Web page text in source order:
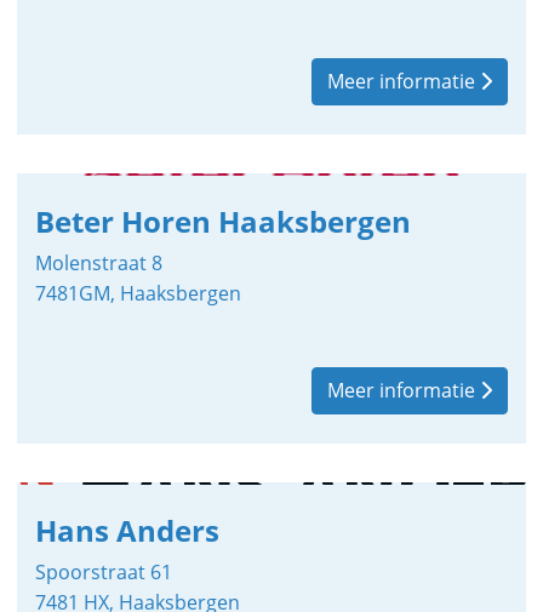
Meer informatie
Beter Horen Haaksbergen
Molenstraat 8
7481GM, Haaksbergen
Meer informatie
Hans Anders
Spoorstraat 61
7481 HX, Haaksbergen